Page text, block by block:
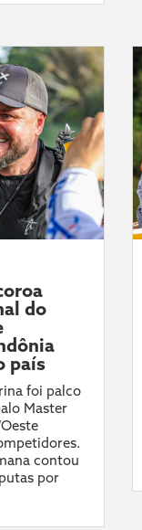
do
país
foi palco
Master
contou
por